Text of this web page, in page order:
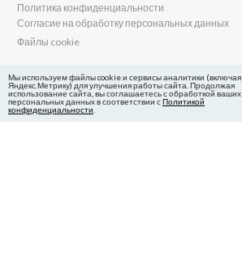
Политика конфиденциальности
Согласие на обработку персональных данных
Файлы cookie
Главный редактор Сиб.фм
Бобровников Виктор Евгеньевич
Учредитель ООО «Сиб.фм»
E-mail редакции: fm@sib.fm
Мы используем файлы cookie и сервисы аналитики (включая
Яндекс.Метрику) для улучшения работы сайта. Продолжая
использование сайта, вы соглашаетесь с обработкой ваших
персональных данных в соответствии сПолитикой
конфиденциальности